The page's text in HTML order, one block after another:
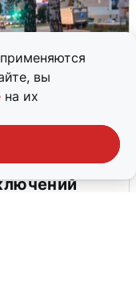
вы
на их